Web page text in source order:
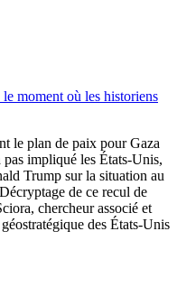
moment où les historiens
le plan de paix pour Gaza
impliqué les États-Unis,
Trump sur la situation au
de ce recul de
chercheur associé et
des États-Unis